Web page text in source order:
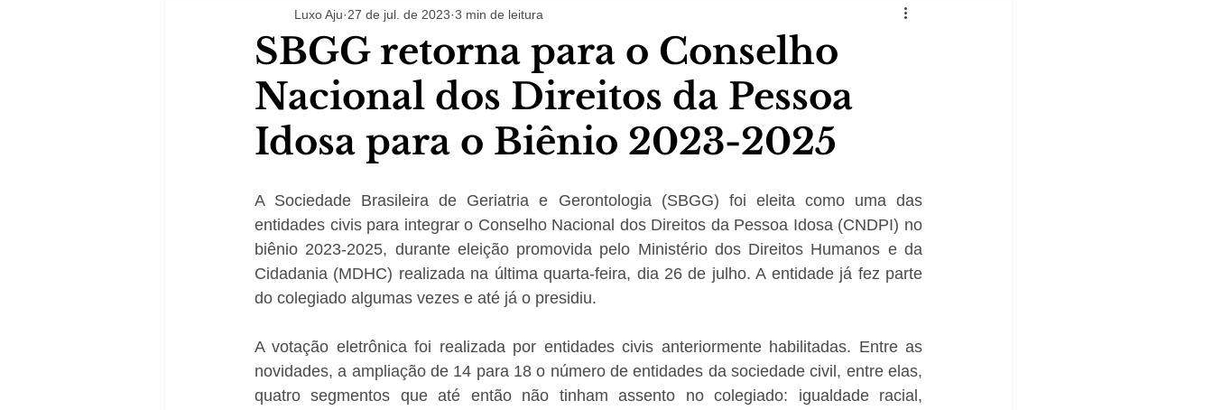
SBGG retorna para o Conselho
Nacional dos Direitos da Pessoa
Idosa para o Biênio 2023-2025
Luxo Aju 27 de jul. de 2023 3 min de leitura
A Sociedade Brasileira de Geriatria e Gerontologia (SBGG) foi eleita como uma das
entidades civis para integrar o Conselho Nacional dos Direitos da Pessoa Idosa (CNDPI) no
biênio 2023-2025, durante eleição promovida pelo Ministério dos Direitos Humanos e da
Cidadania (MDHC) realizada na última quarta-feira, dia 26 de julho. A entidade já fez parte
do colegiado algumas vezes e até já o presidiu.
A votação eletrônica foi realizada por entidades civis anteriormente habilitadas. Entre as
novidades, a ampliação de 14 para 18 o número de entidades da sociedade civil, entre elas,
quatro segmentos que até então não tinham assento no colegiado: igualdade racial,